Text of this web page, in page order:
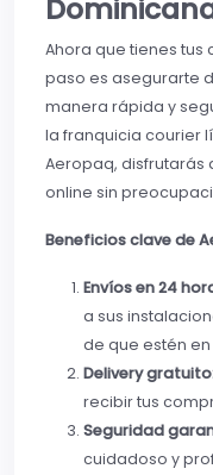
Ahora que tienes tus
paso es asegurarte
manera rápida y
la franquicia courier
Aeropaq, disfrutarás
online sin
Beneficios clave de
Envíos en 24
a sus
de que estén
Delivery
recibir tus
Seguridad
cuidadoso y